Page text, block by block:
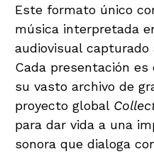
Este formato único
música interpretada
audiovisual
Cada presentación
su vasto archivo de
proyecto global
para dar vida a una
sonora que dialoga